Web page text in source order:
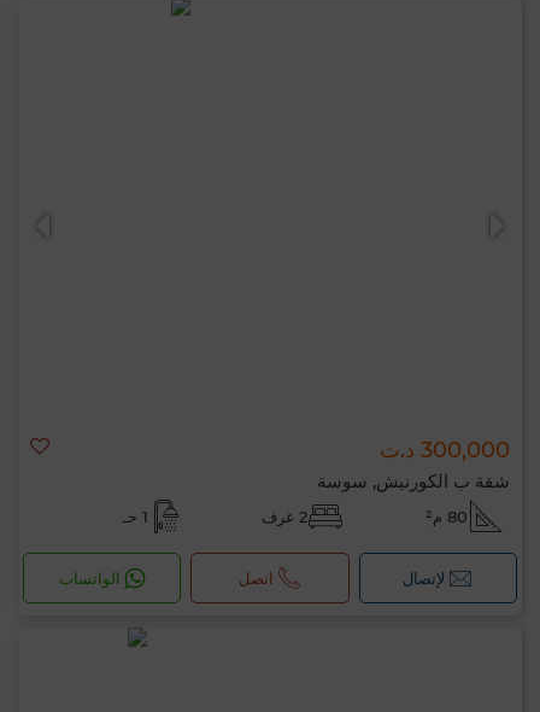
300,000 د.ت
شقة ب الكورنيش, سوسة
80 م² 2 غرف 1 حـ
لإتصال اتصل الواتساب